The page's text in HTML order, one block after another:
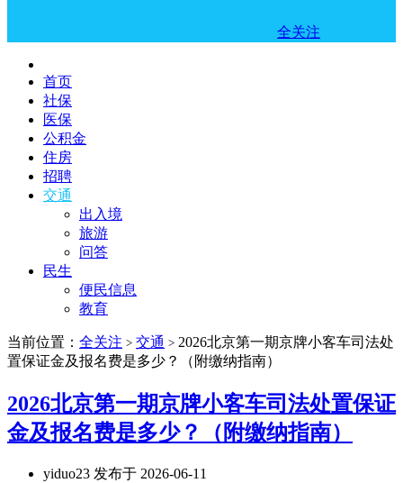
全关注
首页
社保
医保
公积金
住房
招聘
交通
出入境
旅游
问答
民生
便民信息
教育
当前位置： 全关注 > 交通 > 2026北京第一期京牌小客车司法处
置保证金及报名费是多少？（附缴纳指南）
2026北京第一期京牌小客车司法处置保证
金及报名费是多少？（附缴纳指南）
yiduo23 发布于 2026-06-11